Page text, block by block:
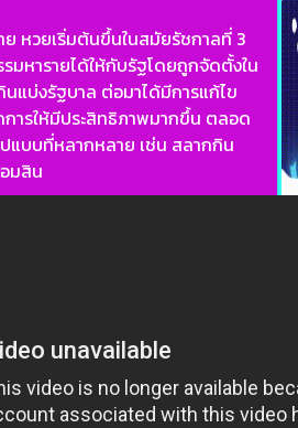
ย หวยเริ่มต้นขึ้นในสมัยรัชกาลที่ 3
มหารายได้ให้กับรัฐโดยถูกจัดตั้งใน
แบ่งรัฐบาล ต่อมาได้มีการแก้ไข
ารให้มีประสิทธิภาพมากขึ้น ตลอด
แบบที่หลากหลาย เช่น สลากกิน
มสิน